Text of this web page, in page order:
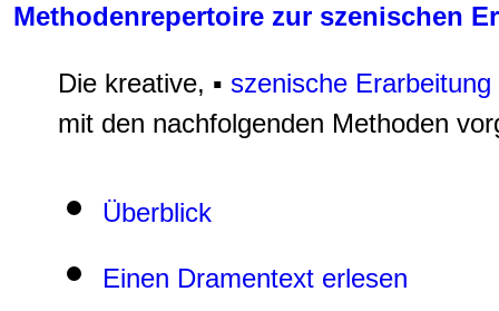
Methodenrepertoire zur szenischen
Die kreative, ▪ szenische Erarbeitung
mit den nachfolgenden Methoden
Überblick
Einen Dramentext erlesen